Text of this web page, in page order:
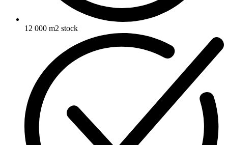
12 000 m2 stock